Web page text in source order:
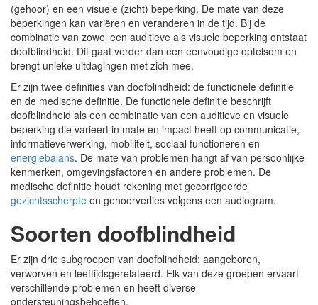
(gehoor) en een visuele (zicht) beperking. De mate van deze
beperkingen kan variëren en veranderen in de tijd. Bij de
combinatie van zowel een auditieve als visuele beperking ontstaat
doofblindheid. Dit gaat verder dan een eenvoudige optelsom en
brengt unieke uitdagingen met zich mee.
Er zijn twee definities van doofblindheid: de functionele definitie
en de medische definitie. De functionele definitie beschrijft
doofblindheid als een combinatie van een auditieve en visuele
beperking die varieert in mate en impact heeft op communicatie,
informatieverwerking, mobiliteit, sociaal functioneren en
energiebalans. De mate van problemen hangt af van persoonlijke
kenmerken, omgevingsfactoren en andere problemen. De
medische definitie houdt rekening met gecorrigeerde
gezichtsscherpte en gehoorverlies volgens een audiogram.
Soorten doofblindheid
Er zijn drie subgroepen van doofblindheid: aangeboren,
verworven en leeftijdsgerelateerd. Elk van deze groepen ervaart
verschillende problemen en heeft diverse
ondersteuningsbehoeften.